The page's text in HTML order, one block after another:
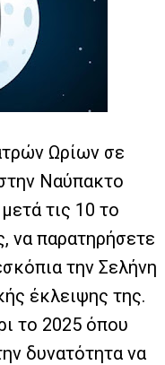
Ωρίων σε
Ναύπακτο
τις 10 το
να παρατηρήσετε
την Σελήνη
έκλειψης της.
το 2025 όπου
δυνατότητα να